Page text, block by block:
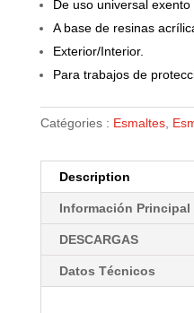
De uso universal exento
A base de resinas
Exterior/Interior.
Para trabajos de
Catégories : Esmaltes,
Description
Información Principal
DESCARGAS
Datos Técnicos